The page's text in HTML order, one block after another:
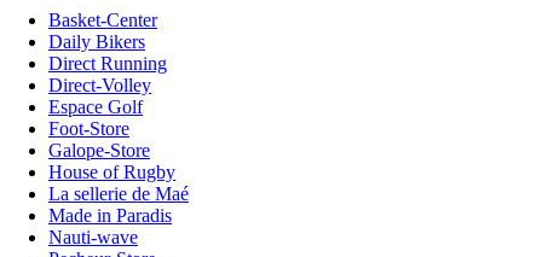
Basket-Center
Daily Bikers
Direct Running
Direct-Volley
Espace Golf
Foot-Store
Galope-Store
House of Rugby
La sellerie de Maé
Made in Paradis
Nauti-wave